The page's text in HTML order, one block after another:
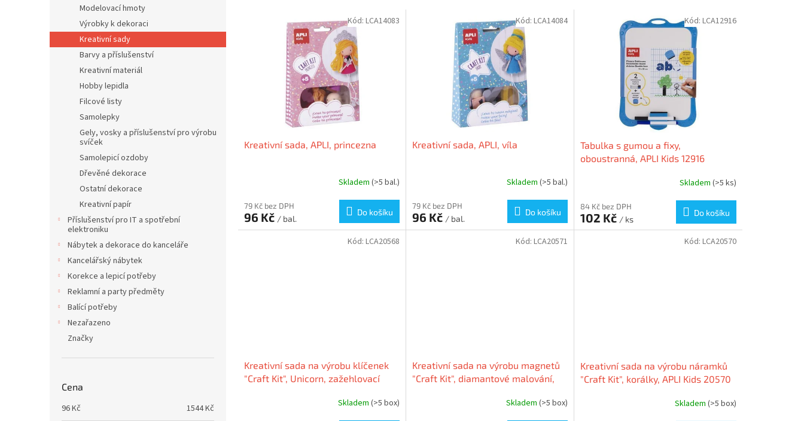
Modelovací hmoty
Výrobky k dekoraci
Kreativní sady
Barvy a příslušenství
Kreativní materiál
Hobby lepidla
Filcové listy
Samolepky
Gely, vosky a příslušenství pro výrobu
svíček
Samolepicí ozdoby
Dřevěné dekorace
Ostatní dekorace
Kreativní papír
Příslušenství pro IT a spotřební
elektroniku
Nábytek a dekorace do kanceláře
Kancelářský nábytek
Korekce a lepicí potřeby
Reklamní a party předměty
Balící potřeby
Nezařazeno
Značky
Cena
96Kč 1544Kč
Kreativní sada, APLI, princezna
Skladem (>5 bal.)
79 Kč bez DPH
96 Kč / bal.
Do košíku
Kód: LCA14083
Kreativní sada, APLI, víla
Skladem (>5 bal.)
79 Kč bez DPH
96 Kč / bal.
Do košíku
Kód: LCA14084
Tabulka s gumou a fixy,
oboustranná, APLI Kids 12916
Skladem (>5 ks)
84 Kč bez DPH
102 Kč / ks
Do košíku
Kód: LCA12916
Kreativní sada na výrobu klíčenek
"Craft Kit", Unicorn, zažehlovací
Skladem (>5 box)
Kód: LCA20568
Kreativní sada na výrobu magnetů
"Craft Kit", diamantové malování,
Skladem (>5 box)
Kód: LCA20571
Kreativní sada na výrobu náramků
"Craft Kit", korálky, APLI Kids 20570
Skladem (>5 box)
Kód: LCA20570